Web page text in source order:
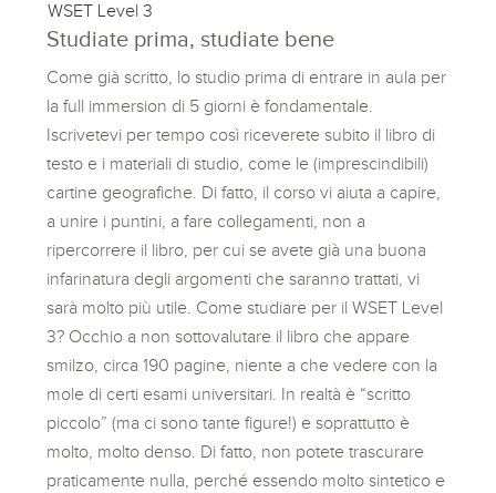
WSET Level 3
Studiate prima, studiate bene
Come già scritto, lo studio prima di entrare in aula per
la full immersion di 5 giorni è fondamentale.
Iscrivetevi per tempo così riceverete subito il libro di
testo e i materiali di studio, come le (imprescindibili)
cartine geografiche. Di fatto, il corso vi aiuta a capire,
a unire i puntini, a fare collegamenti, non a
ripercorrere il libro, per cui se avete già una buona
infarinatura degli argomenti che saranno trattati, vi
sarà molto più utile. Come studiare per il WSET Level
3? Occhio a non sottovalutare il libro che appare
smilzo, circa 190 pagine, niente a che vedere con la
mole di certi esami universitari. In realtà è “scritto
piccolo” (ma ci sono tante figure!) e soprattutto è
molto, molto denso. Di fatto, non potete trascurare
praticamente nulla, perché essendo molto sintetico e